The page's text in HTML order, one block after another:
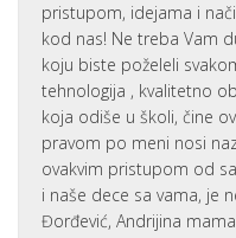
pristupom, idejama i
kod nas! Ne treba Vam
koju biste poželeli
tehnologija , kvalitetno
koja odiše u školi, čine
pravom po meni nosi
ovakvim pristupom od
i naše dece sa vama, je
Đorđević, Andrijina mama